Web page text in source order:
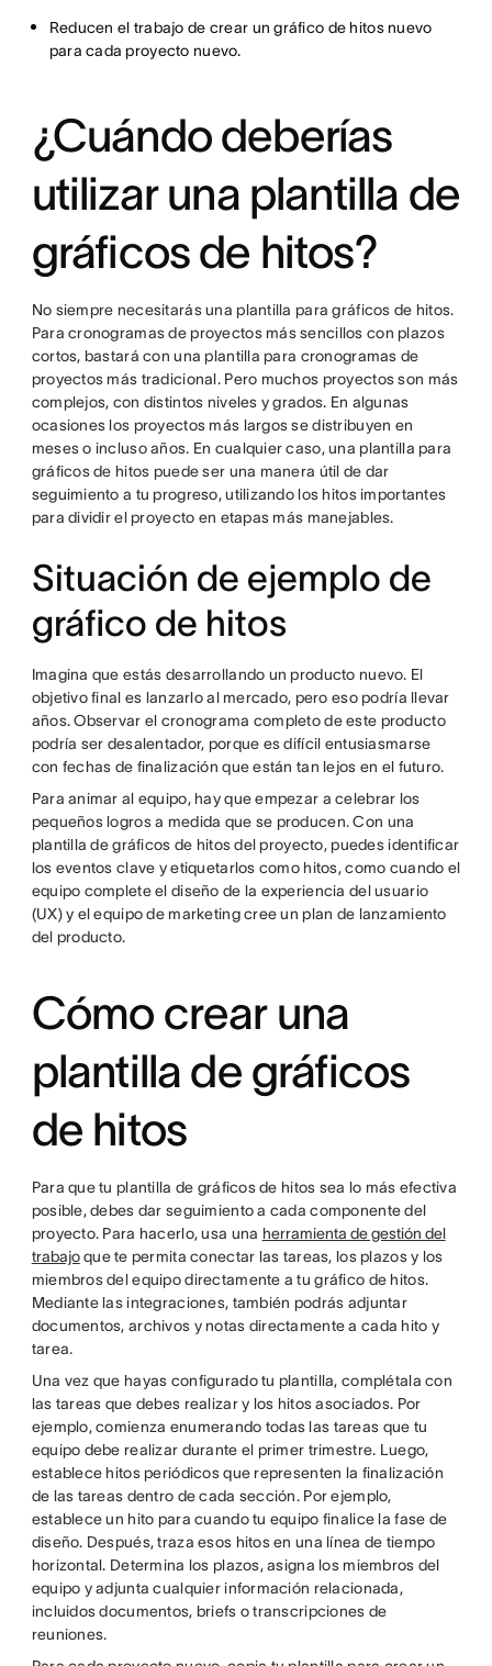
Reducen el trabajo de crear un gráfico de hitos nuevo
para cada proyecto nuevo.
¿Cuándo deberías
utilizar una plantilla de
gráficos de hitos?
No siempre necesitarás una plantilla para gráficos de hitos.
Para cronogramas de proyectos más sencillos con plazos
cortos, bastará con una plantilla para cronogramas de
proyectos más tradicional. Pero muchos proyectos son más
complejos, con distintos niveles y grados. En algunas
ocasiones los proyectos más largos se distribuyen en
meses o incluso años. En cualquier caso, una plantilla para
gráficos de hitos puede ser una manera útil de dar
seguimiento a tu progreso, utilizando los hitos importantes
para dividir el proyecto en etapas más manejables.
Situación de ejemplo de
gráfico de hitos
Imagina que estás desarrollando un producto nuevo. El
objetivo final es lanzarlo al mercado, pero eso podría llevar
años. Observar el cronograma completo de este producto
podría ser desalentador, porque es difícil entusiasmarse
con fechas de finalización que están tan lejos en el futuro.
Para animar al equipo, hay que empezar a celebrar los
pequeños logros a medida que se producen. Con una
plantilla de gráficos de hitos del proyecto, puedes identificar
los eventos clave y etiquetarlos como hitos, como cuando el
equipo complete el diseño de la experiencia del usuario
(UX) y el equipo de marketing cree un plan de lanzamiento
del producto.
Cómo crear una
plantilla de gráficos
de hitos
Para que tu plantilla de gráficos de hitos sea lo más efectiva
posible, debes dar seguimiento a cada componente del
proyecto. Para hacerlo, usa una herramienta de gestión del
trabajoque te permita conectar las tareas, los plazos y los
miembros del equipo directamente a tu gráfico de hitos.
Mediante las integraciones, también podrás adjuntar
documentos, archivos y notas directamente a cada hito y
tarea.
Una vez que hayas configurado tu plantilla, complétala con
las tareas que debes realizar y los hitos asociados. Por
ejemplo, comienza enumerando todas las tareas que tu
equipo debe realizar durante el primer trimestre. Luego,
establece hitos periódicos que representen la finalización
de las tareas dentro de cada sección. Por ejemplo,
establece un hito para cuando tu equipo finalice la fase de
diseño. Después, traza esos hitos en una línea de tiempo
horizontal. Determina los plazos, asigna los miembros del
equipo y adjunta cualquier información relacionada,
incluidos documentos, briefs o transcripciones de
reuniones.